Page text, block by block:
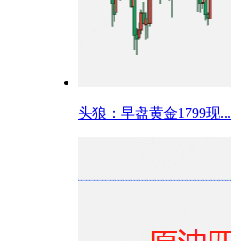
头狼：早盘黄金1799现...